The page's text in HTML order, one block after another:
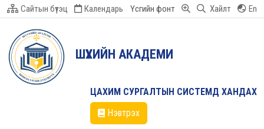
Сайтын бүтэц Календарь Үсгийн фонт Хайлт En
ШҮҮХИЙН АКАДЕМИ
ЦАХИМ СУРГАЛТЫН СИСТЕМД ХАНДАХ
Нэвтрэх